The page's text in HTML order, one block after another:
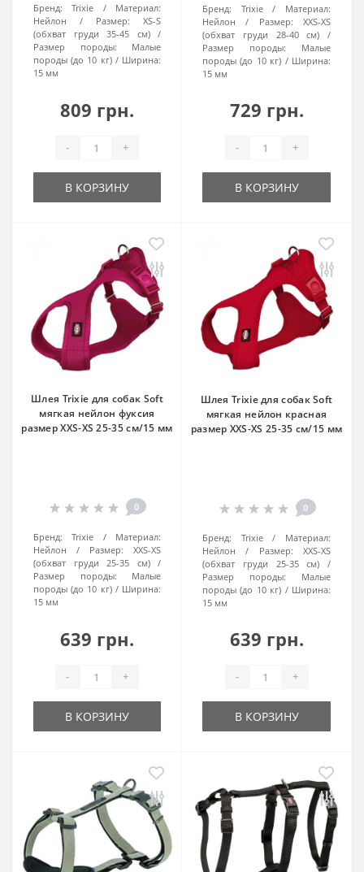
Бренд: Trixie
Материал:
Нейлон
Размер:
XS-S
(обхват груди 35-45 см)
Размер породы:
Малые
породы (до 10 кг)
Ширина:
15 мм
809 грн.
- +
В КОРЗИНУ
Бренд: Trixie
Материал:
Нейлон
Размер:
XXS-XS
(обхват груди 28-40 см)
Размер породы:
Малые
породы (до 10 кг)
Ширина:
15 мм
729 грн.
- +
В КОРЗИНУ
Шлея Trixie для собак Soft
мягкая нейлон фуксия
размер XXS-XS 25-35 см/15 мм
0
Бренд: Trixie
Материал:
Нейлон
Размер:
XXS-XS
(обхват груди 25-35 см)
Размер породы:
Малые
породы (до 10 кг)
Ширина:
15 мм
639 грн.
- +
В КОРЗИНУ
Шлея Trixie для собак Soft
мягкая нейлон красная
размер XXS-XS 25-35 см/15 мм
0
Бренд: Trixie
Материал:
Нейлон
Размер:
XXS-XS
(обхват груди 25-35 см)
Размер породы:
Малые
породы (до 10 кг)
Ширина:
15 мм
639 грн.
- +
В КОРЗИНУ